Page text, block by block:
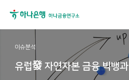
이슈분석
유럽發 자연자본 금융 빅뱅